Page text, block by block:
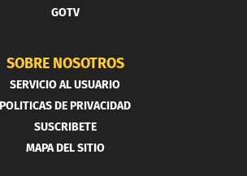
GOTV
SOBRE NOSOTROS
SERVICIO AL USUARIO
POLITICAS DE PRIVACIDAD
SUSCRIBETE
MAPA DEL SITIO